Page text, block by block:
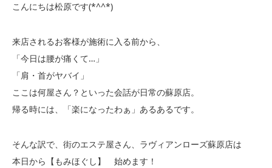
こんにちは松原です(*^^*)
来店されるお客様が施術に入る前から、
「今日は腰が痛くて…」
「肩・首がヤバイ」
ここは何屋さん？といった会話が日常の蘇原店。
帰る時には、「楽になったわぁ」あるあるです。
そんな訳で、街のエステ屋さん、ラヴィアンローズ蘇原店は
本日から【もみほぐし】 始めます！